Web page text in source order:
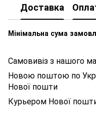
Доставка
Мінімальна сума
Самовивіз з нашого
Новою поштою по
Нової пошти
Курьером Нової